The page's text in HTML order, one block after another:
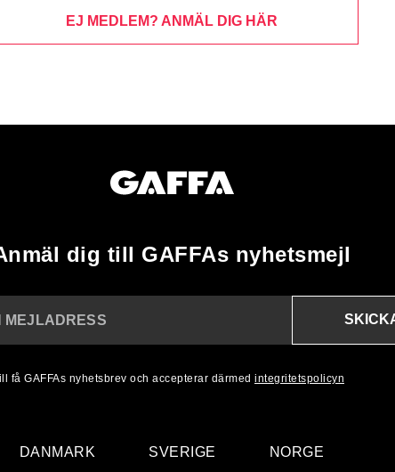
EJ MEDLEM? ANMÄL DIG HÄR
dig till GAFFAs nyhetsmejl
MEJLADRESS
få GAFFAs nyhetsbrev och accepterar därmed integritetspolicyn
DANMARK SVERIGE NORGE